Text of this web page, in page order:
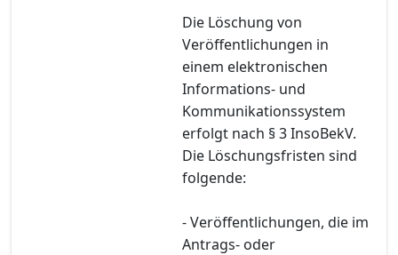
Die Löschung von
Veröffentlichungen in
einem elektronischen
Informations- und
Kommunikationssystem
erfolgt nach § 3 InsoBekV.
Die Löschungsfristen sind
folgende:
- Veröffentlichungen, die im
Antrags- oder